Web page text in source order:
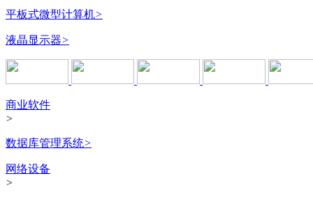
平板式微型计算机>
液晶显示器>
商业软件
>
数据库管理系统>
网络设备
>